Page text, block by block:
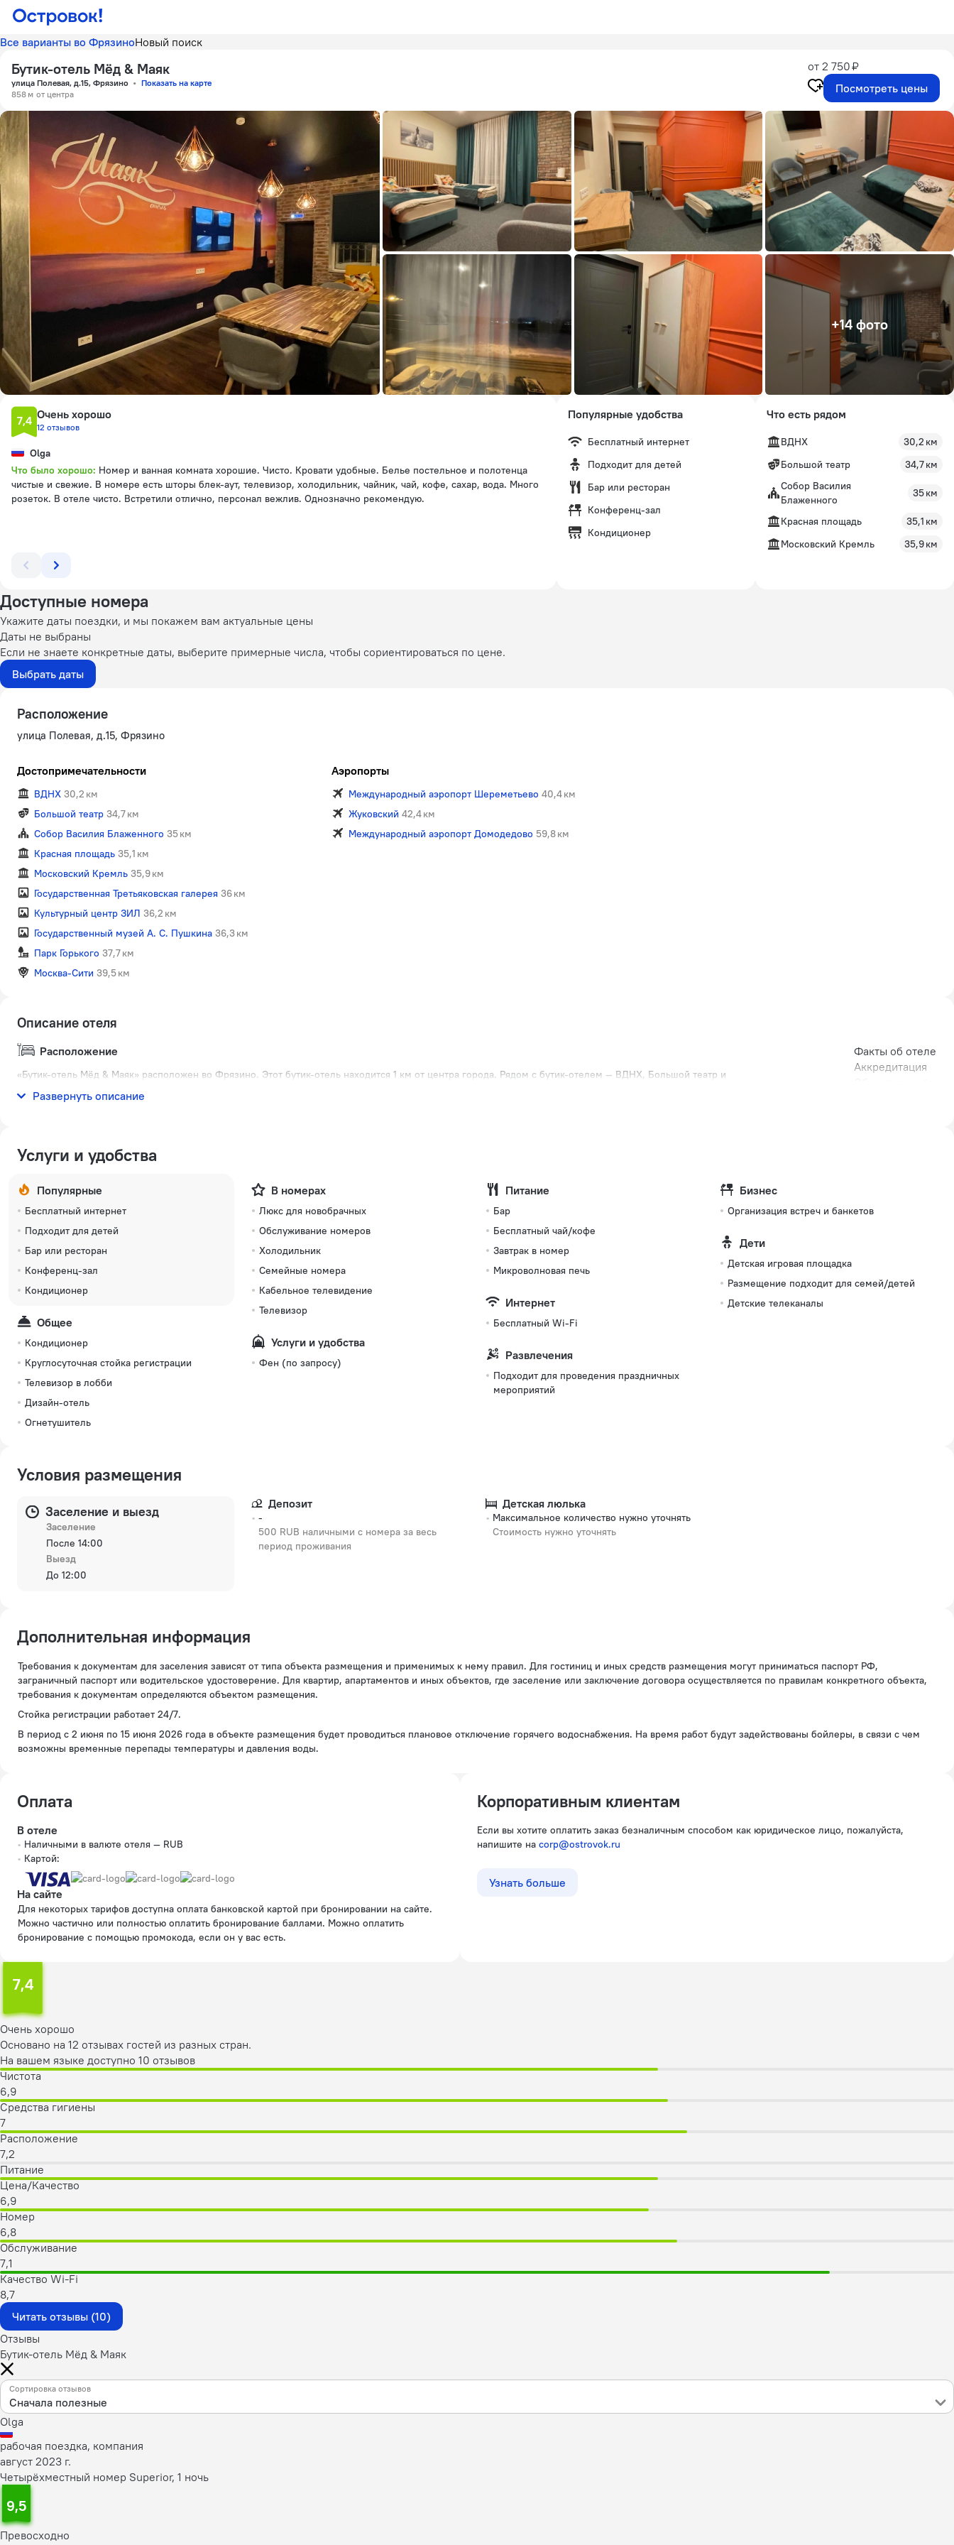
Все варианты во ФрязиноНовый поиск
Бутик-отель Мёд & Маяк
улица Полевая, д.15, Фрязино
Показать на карте
858 м от центра
от 2 750 ₽
Посмотреть цены
+14 фото
7,4 Очень хорошо
12 отзывов
Olga
Что было хорошо Номер и ванная комната хорошие. Чисто. Кровати удобные. Белье постельное и полотенца
чистые и свежие. В номере есть шторы блек-аут, телевизор, холодильник, чайник, чай, кофе, сахар, вода. Много
розеток. В отеле чисто. Встретили отлично, персонал вежлив. Однозначно рекомендую.
Популярные удобства
Бесплатный интернет
Подходит для детей
Бар или ресторан
Конференц-зал
Кондиционер
Что есть рядом
ВДНХ
30,2 км
Большой театр
34,7 км
Собор Василия
Блаженного
35 км
Красная площадь
35,1 км
Московский Кремль
35,9 км
Доступные номера
Укажите даты поездки, и мы покажем вам актуальные цены
Даты не выбраны
Если не знаете конкретные даты, выберите примерные числа, чтобы сориентироваться по цене.
Выбрать даты
Расположение
улица Полевая, д.15, Фрязино
Достопримечательности
ВДНХ 30,2 км
Большой театр 34,7 км
Собор Василия Блаженного 35 км
Красная площадь 35,1 км
Московский Кремль 35,9 км
Государственная Третьяковская галерея 36 км
Культурный центр ЗИЛ 36,2 км
Государственный музей А. С. Пушкина 36,3 км
Парк Горького 37,7 км
Москва-Сити 39,5 км
Аэропорты
Международный аэропорт Шереметьево 40,4 км
Жуковский 42,4 км
Международный аэропорт Домодедово 59,8 км
Описание отеля
Расположение
«Бутик-отель Мёд & Маяк» расположен во Фрязино. Этот бутик-отель находится 1 км от центра города. Рядом с бутик-отелем — ВДНХ, Большой театр и
Развернуть описание
Факты об отеле
Аккредитация
220 В / 50 Гц
заземлением)
220 В / 50 Гц
Услуги и удобства
Популярные
Бесплатный интернет
Подходит для детей
Бар или ресторан
Конференц-зал
Кондиционер
Общее
Кондиционер
Круглосуточная стойка регистрации
Телевизор в лобби
Дизайн-отель
Огнетушитель
В номерах
Люкс для новобрачных
Обслуживание номеров
Холодильник
Семейные номера
Кабельное телевидение
Телевизор
Услуги и удобства
Фен (по запросу)
Питание
Бар
Бесплатный чай/кофе
Завтрак в номер
Микроволновая печь
Интернет
Бесплатный Wi-Fi
Развлечения
Подходит для проведения праздничных
мероприятий
Бизнес
Организация встреч и банкетов
Дети
Детская игровая площадка
Размещение подходит для семей/детей
Детские телеканалы
Условия размещения
Заселение и выезд
Заселение
После 14:00
Выезд
До 12:00
Депозит
-
500 RUB наличными с номера за весь
период проживания
Детская люлька
Максимальное количество нужно уточнять
Стоимость нужно уточнять
Дополнительная информация
Требования к документам для заселения зависят от типа объекта размещения и применимых к нему правил. Для гостиниц и иных средств размещения могут приниматься паспорт РФ,
заграничный паспорт или водительское удостоверение. Для квартир, апартаментов и иных объектов, где заселение или заключение договора осуществляется по правилам конкретного объекта,
требования к документам определяются объектом размещения.
Стойка регистрации работает 24/7.
В период с 2 июня по 15 июня 2026 года в объекте размещения будет проводиться плановое отключение горячего водоснабжения. На время работ будут задействованы бойлеры, в связи с чем
возможны временные перепады температуры и давления воды.
Оплата
В отеле
Наличными в валюте отеля — RUB
Картой:
На сайте
Для некоторых тарифов доступна оплата банковской картой при бронировании на сайте.
Можно частично или полностью оплатить бронирование баллами. Можно оплатить
бронирование с помощью промокода, если он у вас есть.
Корпоративным клиентам
Если вы хотите оплатить заказ безналичным способом как юридическое лицо, пожалуйста,
напишите на corp@ostrovok.ru
Узнать больше
7,4
Очень хорошо
Основано на 12 отзывах гостей из разных стран.
На вашем языке доступно 10 отзывов
Чистота
6,9
Средства гигиены
7
Расположение
7,2
Питание
Цена/Качество
6,9
Номер
6,8
Обслуживание
7,1
Качество Wi-Fi
8,7
Читать отзывы (10)
Отзывы
Бутик-отель Мёд & Маяк
Сортировка отзывов
Сначала полезные
Olga
рабочая поездка, компания
август 2023 г.
Четырёхместный номер Superior, 1 ночь
9,5
Превосходно